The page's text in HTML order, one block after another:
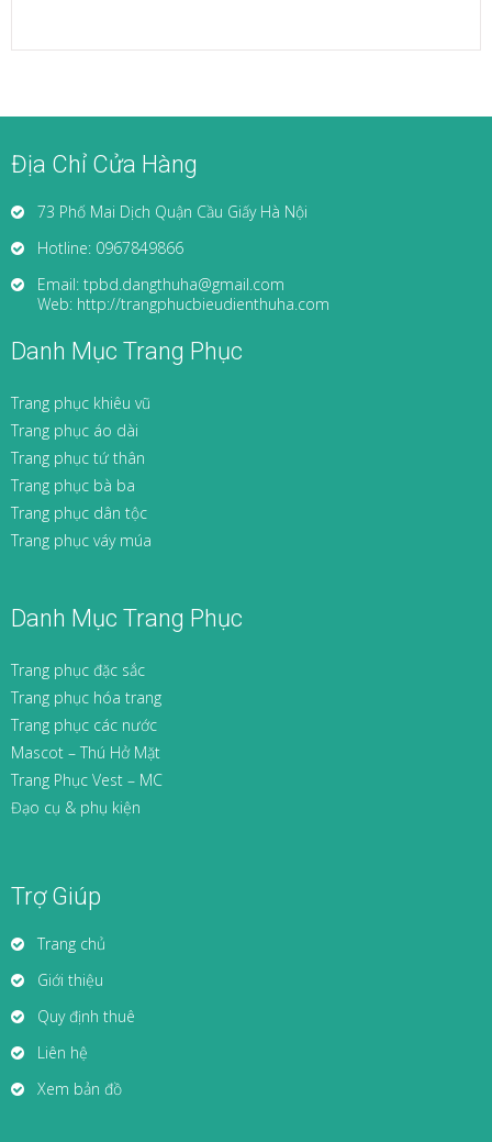
Địa Chỉ Cửa Hàng
73 Phố Mai Dịch Quận Cầu Giấy Hà Nội
Hotline: 0967849866
Email: tpbd.dangthuha@gmail.com
Web: http://trangphucbieudienthuha.com
Danh Mục Trang Phục
Trang phục khiêu vũ
Trang phục áo dài
Trang phục tứ thân
Trang phục bà ba
Trang phục dân tộc
Trang phục váy múa
Danh Mục Trang Phục
Trang phục đặc sắc
Trang phục hóa trang
Trang phục các nước
Mascot – Thú Hở Mặt
Trang Phục Vest – MC
Đạo cụ & phụ kiện
Trợ Giúp
Trang chủ
Giới thiệu
Quy định thuê
Liên hệ
Xem bản đồ